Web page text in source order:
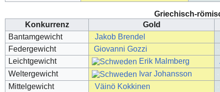
Griechisch-
Konkurrenz
Gold
Bantamgewicht
Jakob Brendel
Federgewicht
Giovanni Gozzi
Leichtgewicht
Erik Malmberg
Weltergewicht
Ivar Johansson
Mittelgewicht
Väinö Kokkinen